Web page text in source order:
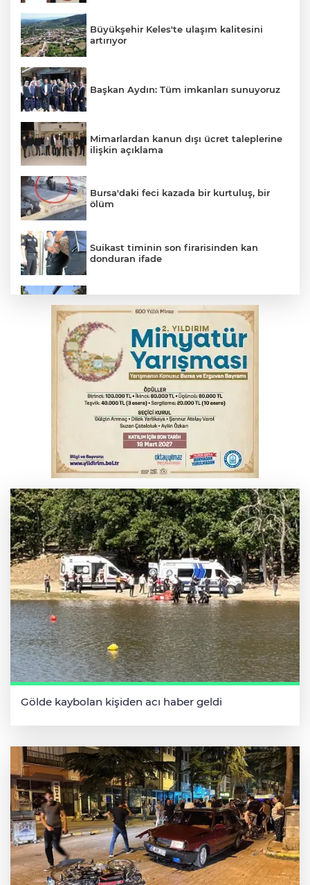
Büyükşehir Keles'te ulaşım kalitesini
artırıyor
Başkan Aydın: Tüm imkanları sunuyoruz
Mimarlardan kanun dışı ücret taleplerine
ilişkin açıklama
Bursa'daki feci kazada bir kurtuluş, bir
ölüm
Suikast timinin son firarisinden kan
donduran ifade
korunuyor
Başkan Dalgıç: Denizler halkındır
Bursa'da kontrolden çıkan araç orta
refüje çıktı
Bursa'da akıma kapılan mühendis ağır
yaralandı
Gölde kaybolan kişiden acı haber geldi